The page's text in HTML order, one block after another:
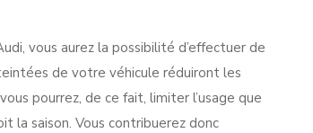
vous aurez la possibilité d’effectuer de
de votre véhicule réduiront les
pourrez, de ce fait, limiter l’usage que
la saison. Vous contribuerez donc